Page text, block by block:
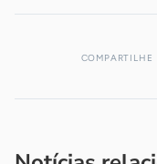
COMPARTILHE